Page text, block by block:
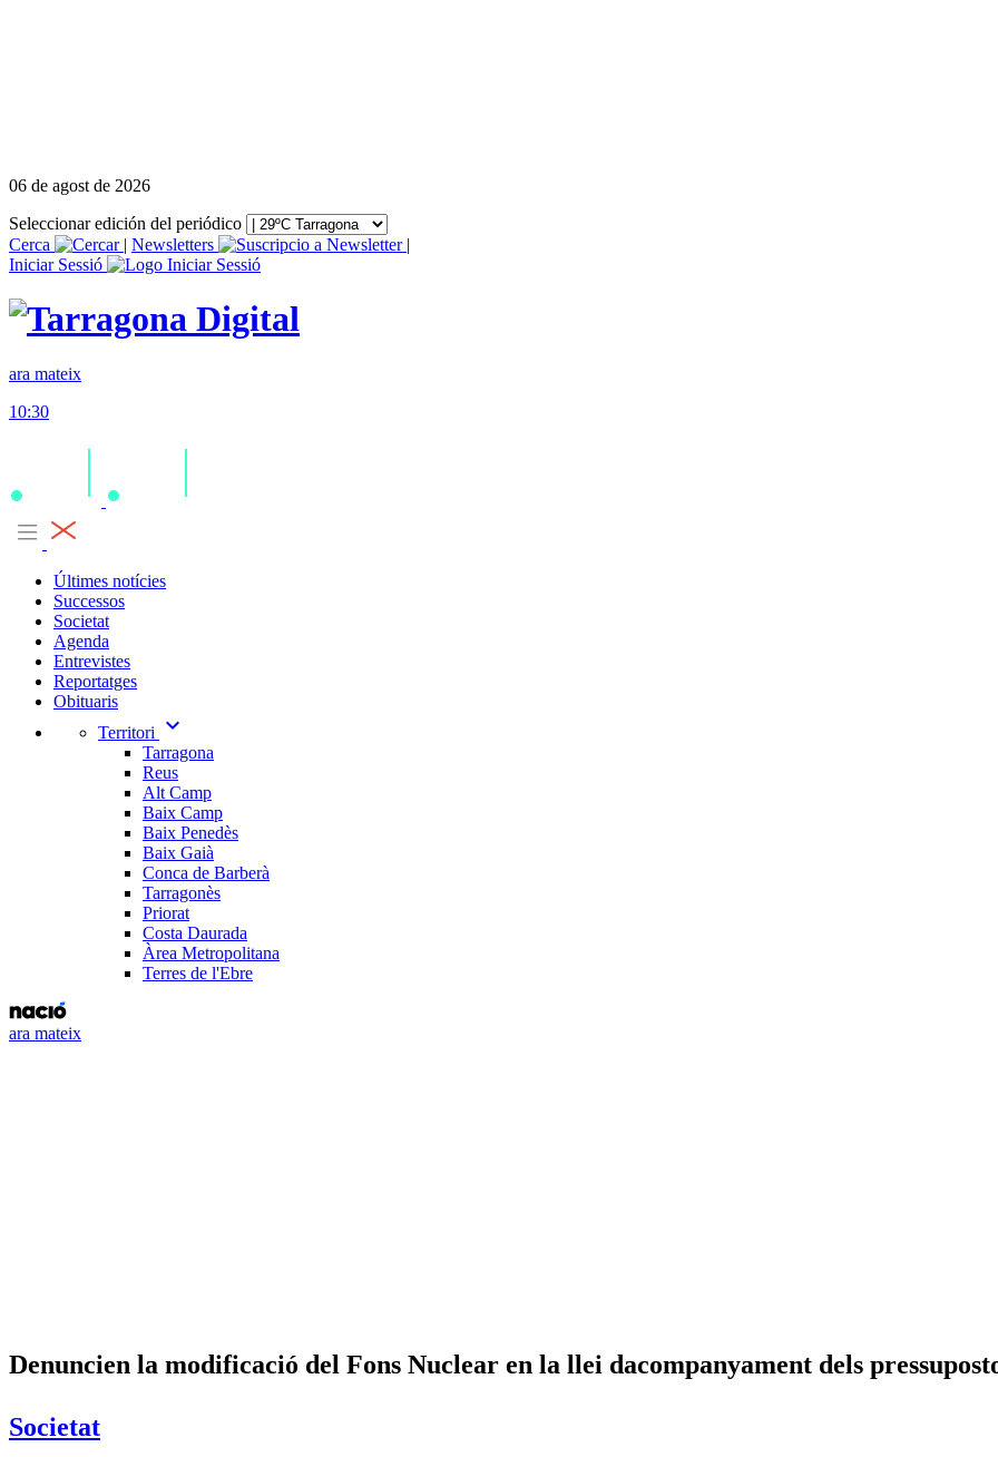
06 de agost de 2026
Seleccionar edición del periódico
Cerca
| Newsletters
|
Iniciar Sessió
ara mateix
10:30
Últimes notícies
Successos
Societat
Agenda
Entrevistes
Reportatges
Obituaris
Territori
expand_more
Tarragona
Reus
Alt Camp
Baix Camp
Baix Penedès
Baix Gaià
Conca de Barberà
Tarragonès
Priorat
Costa Daurada
Àrea Metropolitana
Terres de l'Ebre
ara mateix
Denuncien la modificació del Fons Nuclear en la llei dacompanyament dels
Societat